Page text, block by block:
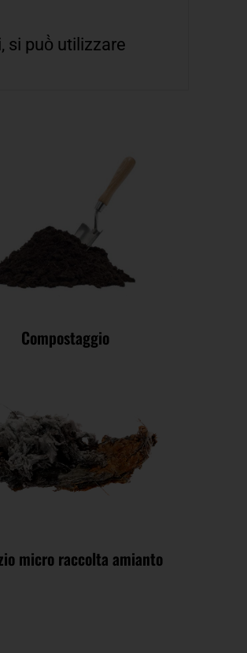
si può̀ utilizzare
Compostaggio
micro raccolta amianto